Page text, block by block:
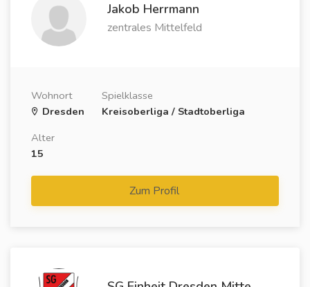
Jakob Herrmann
zentrales Mittelfeld
Wohnort
Dresden
Spielklasse
Kreisoberliga / Stadtoberliga
Alter
15
Zum Profil